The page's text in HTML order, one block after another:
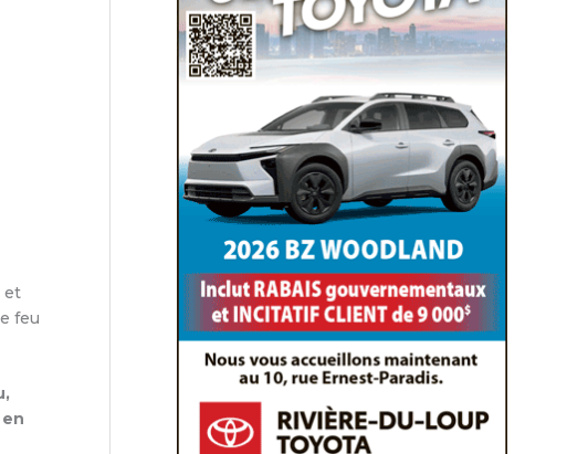
et
feu